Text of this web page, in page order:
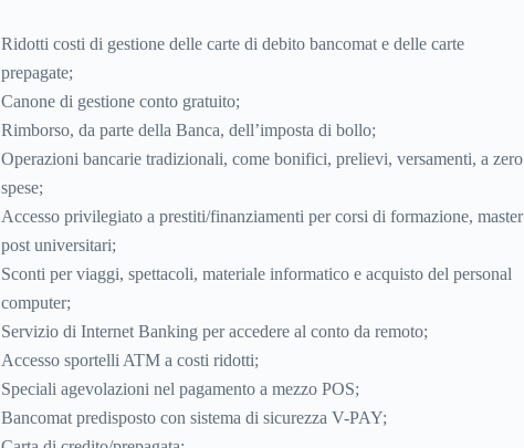
Ridotti costi di gestione delle carte di debito bancomat e delle carte
prepagate;
Canone di gestione conto gratuito;
Rimborso, da parte della Banca, dell’imposta di bollo;
Operazioni bancarie tradizionali, come bonifici, prelievi, versamenti, a zero
spese;
Accesso privilegiato a prestiti/finanziamenti per corsi di formazione, master
post universitari;
Sconti per viaggi, spettacoli, materiale informatico e acquisto del personal
computer;
Servizio di Internet Banking per accedere al conto da remoto;
Accesso sportelli ATM a costi ridotti;
Speciali agevolazioni nel pagamento a mezzo POS;
Bancomat predisposto con sistema di sicurezza V-PAY;